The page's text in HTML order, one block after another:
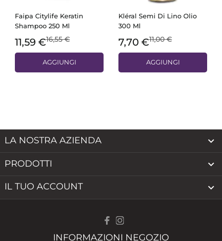
Faipa Citylife Keratin
Shampoo 250 Ml
11,59 €16,55 €
AGGIUNGI
Kléral Semi Di Lino Olio
300 Ml
7,70 €11,00 €
AGGIUNGI
LA NOSTRA AZIENDA 
PRODOTTI 
IL TUO ACCOUNT 
INFORMAZIONI NEGOZIO